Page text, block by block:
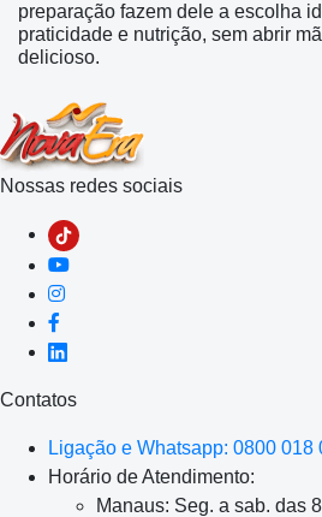
preparação fazem dele a escolha
praticidade e nutrição, sem abrir
delicioso.
Nossas redes sociais
Contatos
Ligação e Whatsapp: 0800 018
Horário de Atendimento:
Manaus: Seg. a sab. das